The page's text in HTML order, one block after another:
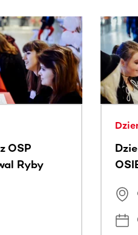
w poziomie. Użyj
OSP
Ryby